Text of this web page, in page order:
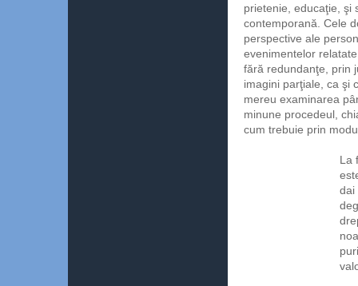
prietenie, educaţie, şi
contemporană. Cele
perspective ale
evenimentelor
fără redundanţe, prin
imagini parţiale, ca şi
mereu examinarea
minune procedeul,
cum trebuie prin
La
dai